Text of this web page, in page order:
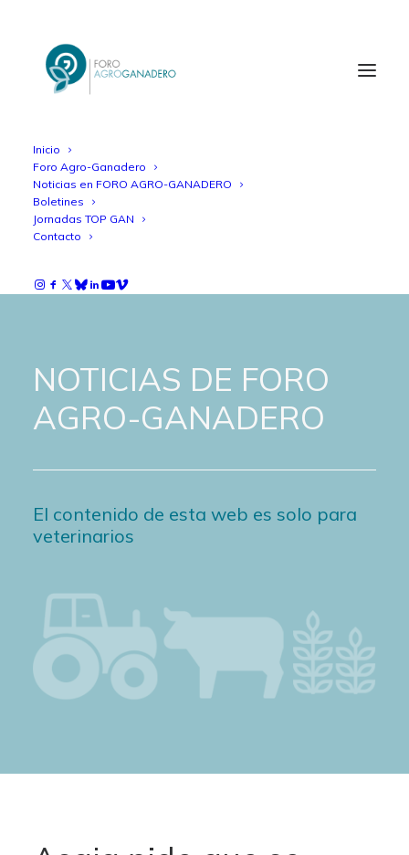
Inicio
Foro Agro-Ganadero
Noticias en FORO AGRO-GANADERO
Boletines
Jornadas TOP GAN
Contacto
NOTICIAS DE FORO
AGRO-GANADERO
El contenido de esta web es solo para
veterinarios